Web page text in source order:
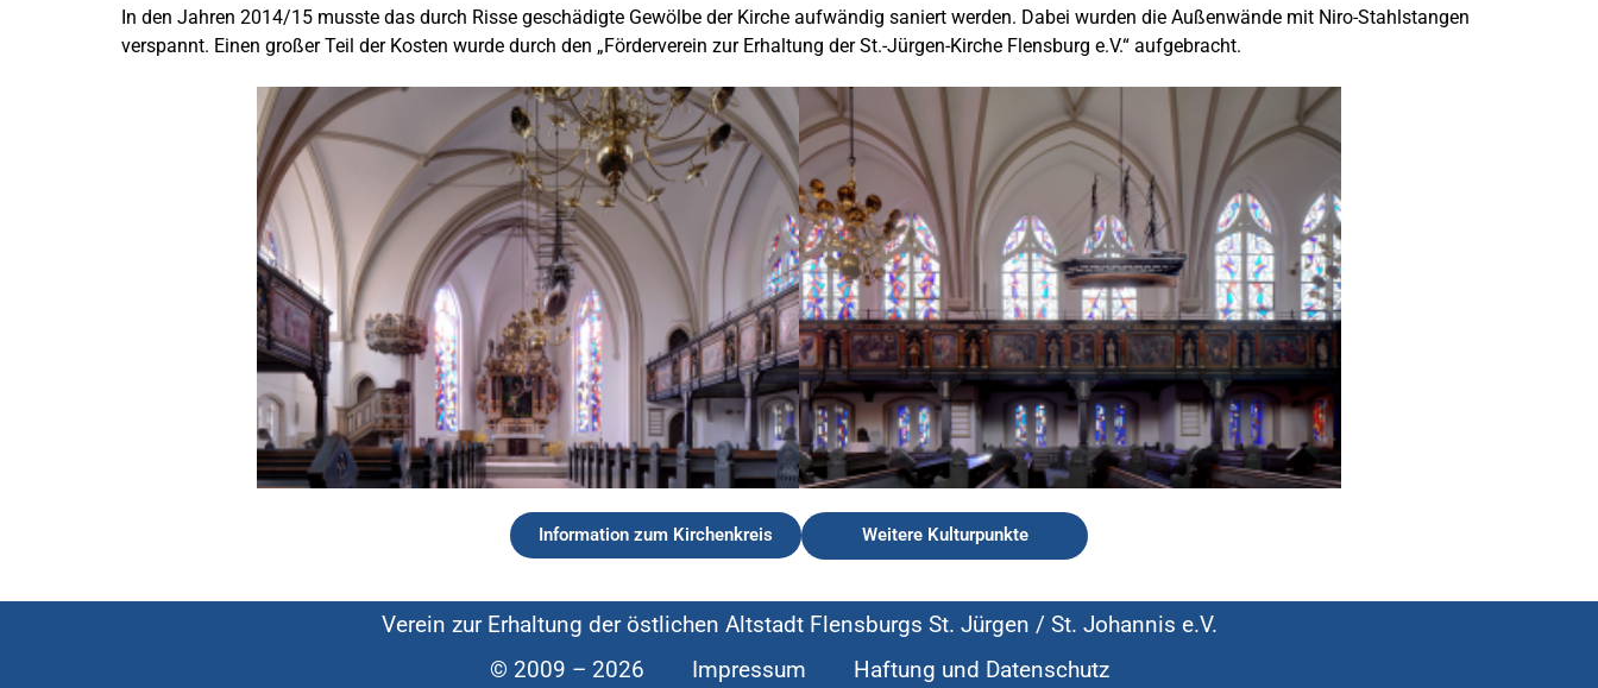
In den Jahren 2014/15 musste das durch Risse geschädigte Gewölbe der Kirche aufwändig saniert werden. Dabei wurden die Außenwände mit Niro-Stahlstangen
verspannt. Einen großer Teil der Kosten wurde durch den „Förderverein zur Erhaltung der St.-Jürgen-Kirche Flensburg e.V.“ aufgebracht.
Information zum Kirchenkreis Weitere Kulturpunkte
Verein zur Erhaltung der östlichen Altstadt Flensburgs St. Jürgen / St. Johannis e.V.
© 2009 – 2026
Impressum Haftung und Datenschutz